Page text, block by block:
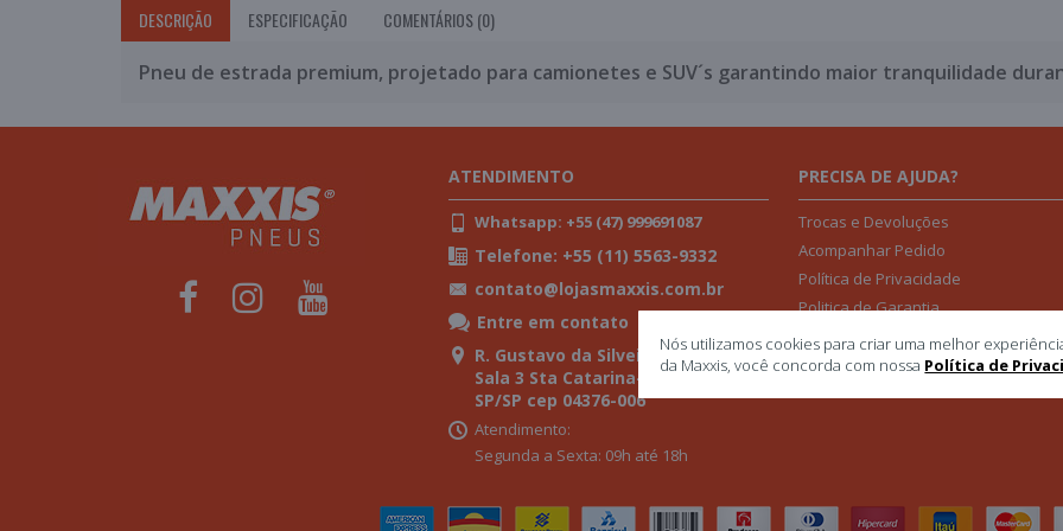
DESCRIÇÃO ESPECIFICAÇÃO COMENTÁRIOS (0)
Pneu de estrada premium, projetado para camionetes e SUV´s garantindo maior tranquilidade
Nós utilizamos cookies para criar uma melhor
da Maxxis, você concorda com nossa Política de
ATENDIMENTO
Whatsapp: +55 (47) 999691087
Telefone: +55 (11) 5563-9332
contato@lojasmaxxis.com.br
Entre em contato
R. Gustavo da Silveira, 1013 -2ª Aª-
Sala 3 Sta Catarina-
SP/SP cep 04376-006
Atendimento:
Segunda a Sexta: 09h até 18h
PRECISA DE AJUDA?
Trocas e Devoluções
Acompanhar Pedido
Política de Privacidade
Politica de Garantia